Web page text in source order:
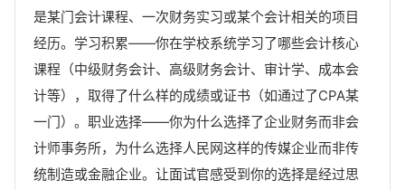
是某门会计课程、一次财务实习或某个会计相关的项目
经历。学习积累——你在学校系统学习了哪些会计核心
课程（中级财务会计、高级财务会计、审计学、成本会
计等），取得了什么样的成绩或证书（如通过了CPA某
一门）。职业选择——你为什么选择了企业财务而非会
计师事务所，为什么选择人民网这样的传媒企业而非传
统制造或金融企业。让面试官感受到你的选择是经过思